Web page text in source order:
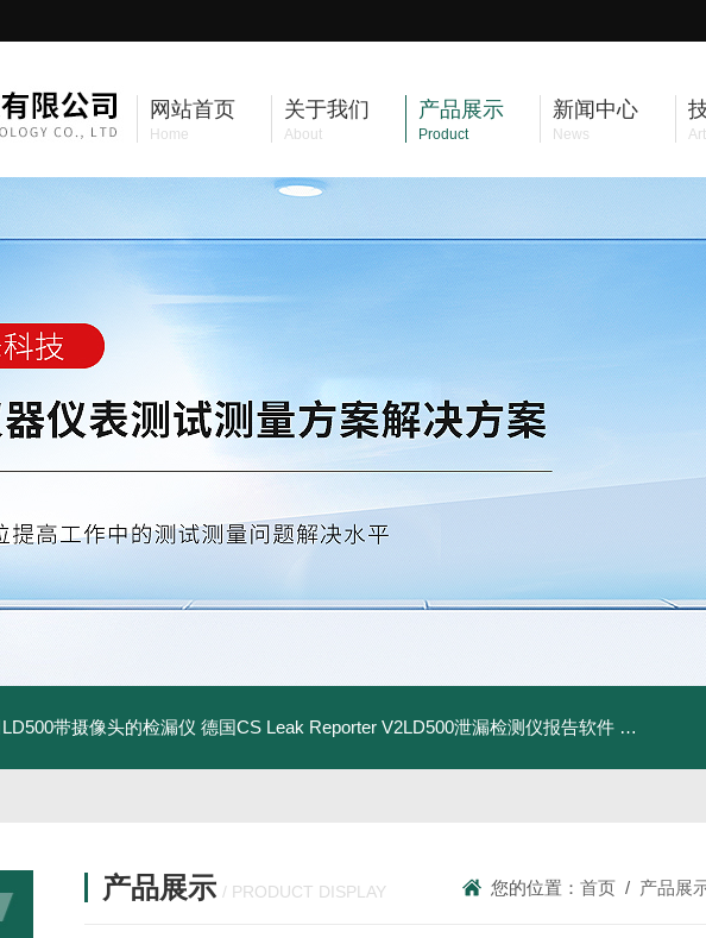
网站首页
Home
关于我们
About
产品展示
Product
新闻中心
News
带摄像头的检漏仪 德国CS Leak Reporter V2LD500泄漏检测仪报告软件 UltraCam
产品展示 / PRODUCT DISPLAY 您的位置：首页 / 产品展